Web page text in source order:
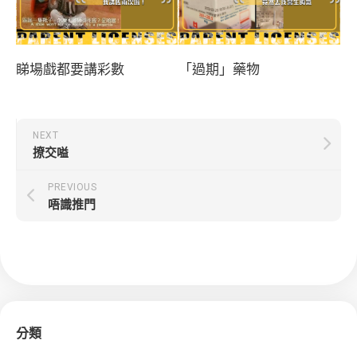
睇場戲都要講彩數 「過期」藥物
NEXT
撩交嗌
PREVIOUS
唔識推門
分類